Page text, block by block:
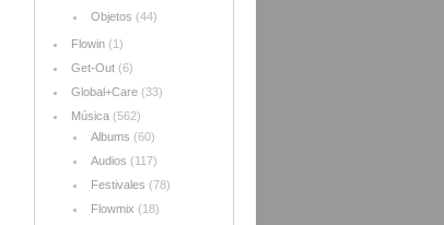
Objetos (44)
Flowin (1)
Get-Out (6)
Global+Care (33)
Música (562)
Albums (60)
Audios (117)
Festivales (78)
Flowmix (18)